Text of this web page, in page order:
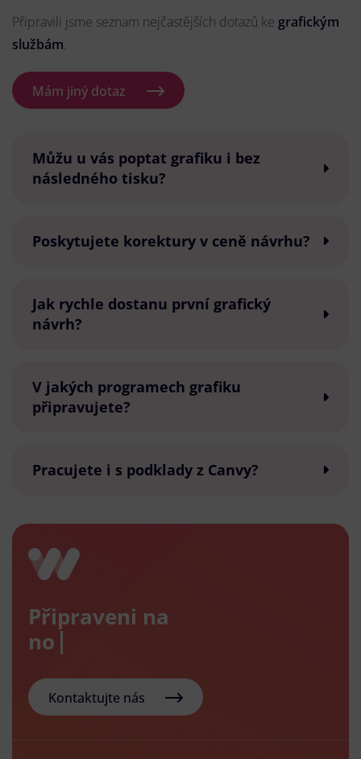
Připravili jsme seznam nejčastějších dotazů ke grafickým
službám.
Mám jiný dotaz
Můžu u vás poptat grafiku i bez
následného tisku?
Poskytujete korektury v ceně návrhu?
Jak rychle dostanu první grafický
návrh?
V jakých programech grafiku
připravujete?
Pracujete i s podklady z Canvy?
Připraveni na
nový e-s
Kontaktujte nás